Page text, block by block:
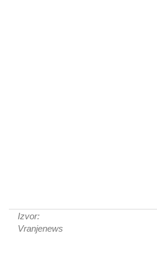
Izvor:
Vranjenews